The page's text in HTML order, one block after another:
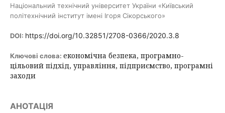
Національний технічний університет України «Київський
політехнічний інститут імені Ігоря Сікорського»
DOI: https://doi.org/10.32851/2708-0366/2020.3.8
Ключові слова: економічна безпека, програмно-
цільовий підхід, управління, підприємство, програмні
заходи
АНОТАЦІЯ